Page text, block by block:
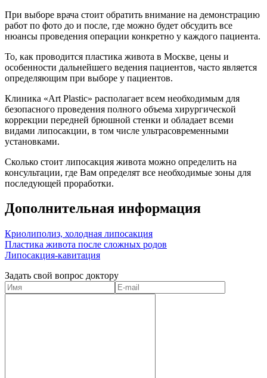
При выборе врача стоит обратить внимание на демонстрацию
работ по фото до и после, где можно будет обсудить все
нюансы проведения операции конкретно у каждого пациента.
То, как проводится пластика живота в Москве, цены и
особенности дальнейшего ведения пациентов, часто является
определяющим при выборе у пациентов.
Клиника «Art Plastic» располагает всем необходимым для
безопасного проведения полного объема хирургической
коррекции передней брюшной стенки и обладает всеми
видами липосакции, в том числе ультрасовременными
установками.
Сколько стоит липосакция живота можно определить на
консультации, где Вам определят все необходимые зоны для
последующей проработки.
Дополнительная информация
Криолиполиз, холодная липосакция
Пластика живота после сложных родов
Липосакция-кавитация
Задать свой вопрос доктору